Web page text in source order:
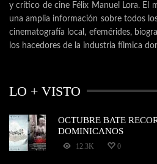
y crítico de cine Félix Manuel Lora. El
una amplia información sobre todos
cinematografía local, efemérides,
los hacedores de la industria fílmica
LO + VISTO
OCTUBRE BATE
DOMINICANOS
12.3K 0